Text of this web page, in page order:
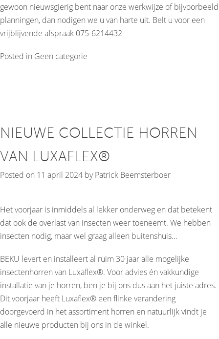
gewoon nieuwsgierig bent naar onze werkwijze of bijvoorbeeld
planningen, dan nodigen we u van harte uit. Belt u voor een
vrijblijvende afspraak 075-6214432
Posted in Geen categorie
NIEUWE COLLECTIE HORREN
VAN LUXAFLEX®
Posted on 11 april 2024 byPatrick Beemsterboer
Het voorjaar is inmiddels al lekker onderweg en dat betekent
dat ook de overlast van insecten weer toeneemt. We hebben
insecten nodig, maar wel graag alleen buitenshuis…
BEKU levert en installeert al ruim 30 jaar alle mogelijke
insectenhorren van Luxaflex®. Voor advies én vakkundige
installatie van je horren, ben je bij ons dus aan het juiste adres.
Dit voorjaar heeft Luxaflex® een flinke verandering
doorgevoerd in het assortiment horren en natuurlijk vindt je
alle nieuwe producten bij ons in de winkel.